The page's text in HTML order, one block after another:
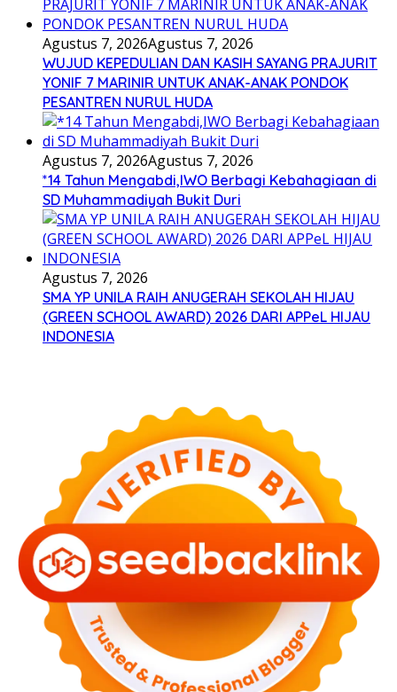
Agustus 7, 2026Agustus 7, 2026
WUJUD KEPEDULIAN DAN KASIH SAYANG PRAJURIT
YONIF 7 MARINIR UNTUK ANAK-ANAK PONDOK
PESANTREN NURUL HUDA
Agustus 7, 2026Agustus 7, 2026
*14 Tahun Mengabdi,IWO Berbagi Kebahagiaan di
SD Muhammadiyah Bukit Duri
Agustus 7, 2026
SMA YP UNILA RAIH ANUGERAH SEKOLAH HIJAU
(GREEN SCHOOL AWARD) 2026 DARI APPeL HIJAU
INDONESIA